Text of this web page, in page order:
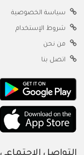
سياسة الخصوصية
شروط الإستخدام
من نحن
اتصل بنا